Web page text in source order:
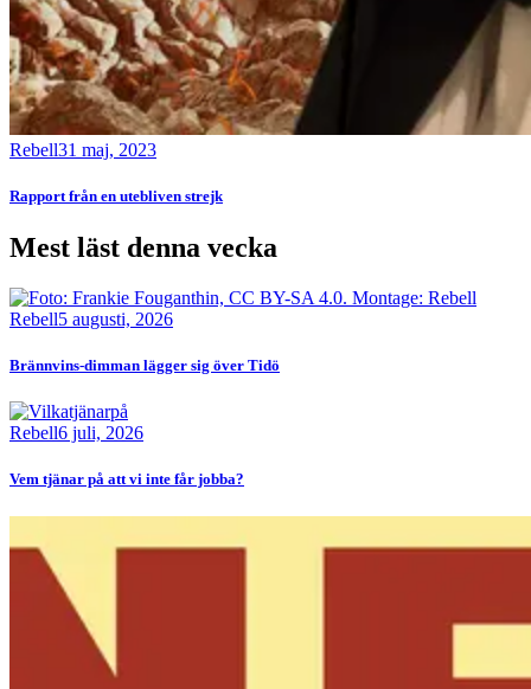
Rebell31 maj, 2023
Rapport från en utebliven strejk
Mest läst denna vecka
Bild
Rebell5 augusti, 2026
Brännvins-dimman lägger sig över Tidö
Bild
Rebell6 juli, 2026
Vem tjänar på att vi inte får jobba?